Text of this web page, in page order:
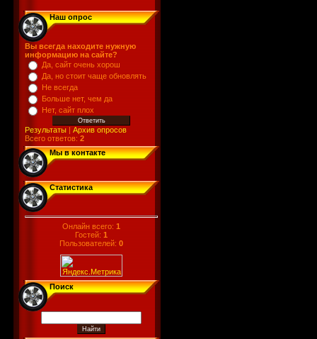
Наш опрос
Вы всегда находите нужную
информацию на сайте?
Да, сайт очень хорош
Да, но стоит чаще обновлять
Не всегда
Больше нет, чем да
Нет, сайт плох
Результаты | Архив опросов
Всего ответов: 2
Мы в контакте
Статистика
Онлайн всего: 1
Гостей: 1
Пользователей: 0
Поиск